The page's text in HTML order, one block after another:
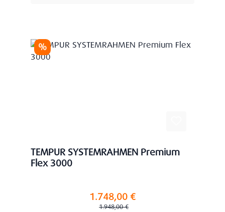
Rabatt
%
TEMPUR SYSTEMRAHMEN Premium
Flex 3000
Verkaufspreis:1.748,00 €
Regulärer Preis:
1.948,00 €